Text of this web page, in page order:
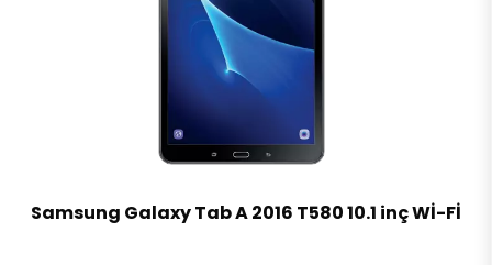
Samsung Galaxy Tab A 2016 T580 10.1 inç Wİ-Fİ